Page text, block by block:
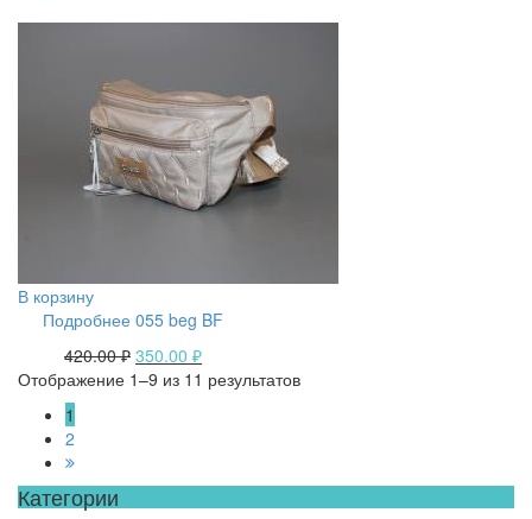
В корзину
Подробнее 055 beg BF
420.00₽ 350.00 ₽
Отображение 1–9 из 11 результатов
1
2
Категории